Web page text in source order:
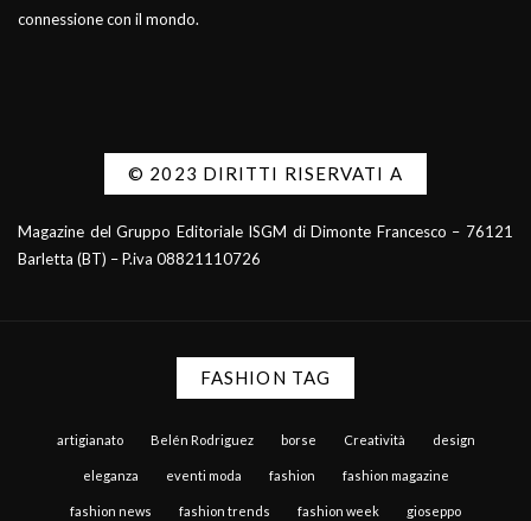
connessione con il mondo.
© 2023 DIRITTI RISERVATI A
Magazine del Gruppo Editoriale ISGM di Dimonte Francesco – 76121
Barletta (BT) – P.iva 08821110726
FASHION TAG
artigianato Belén Rodriguez borse Creatività design
eleganza eventi moda fashion fashion magazine
fashion news fashion trends fashion week gioseppo